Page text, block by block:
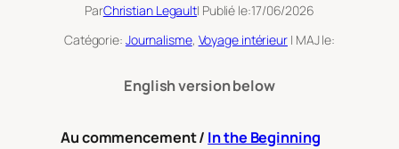
ParChristian Legault| Publié le:17/06/2026
Catégorie: Journalisme, Voyage intérieur | MAJ le:
English version below
Au commencement / In the Beginning